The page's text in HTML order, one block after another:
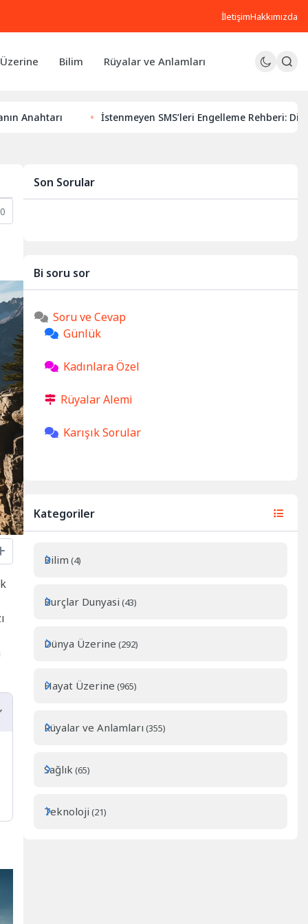
İletişimHakkımızda
Bilim Rüyalar ve Anlamları
İstenmeyen SMS’leri Engelleme Rehberi: Dijital
0
Son Sorular
Bi soru sor
Soru ve Cevap
Günlük
Kadınlara Özel
Rüyalar Alemi
Karışık Sorular
Kategoriler
Bilim (4)
Burçlar Dunyasi (43)
Dünya Üzerine (292)
Hayat Üzerine (965)
Rüyalar ve Anlamları (355)
Sağlık (65)
Teknoloji (21)